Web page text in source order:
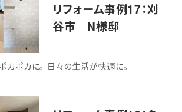
リフォーム事例17：刈
谷市 N様邸
カポカに。 日々の生活が快適に。